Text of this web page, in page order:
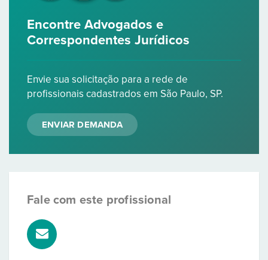
Encontre Advogados e
Correspondentes Jurídicos
Envie sua solicitação para a rede de
profissionais cadastrados em São Paulo, SP.
ENVIAR DEMANDA
Fale com este profissional